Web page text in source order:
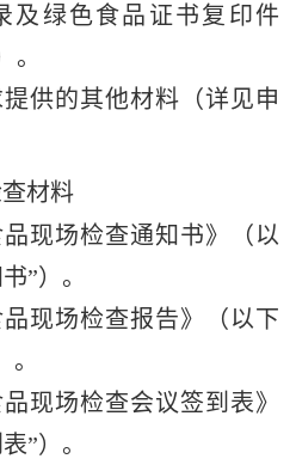
及绿色食品证书复印件
。
提供的其他材料（详见申
材料
品现场检查通知书》（以
”）。
品现场检查报告》（以下
。
现场检查会议签到表》
”）。